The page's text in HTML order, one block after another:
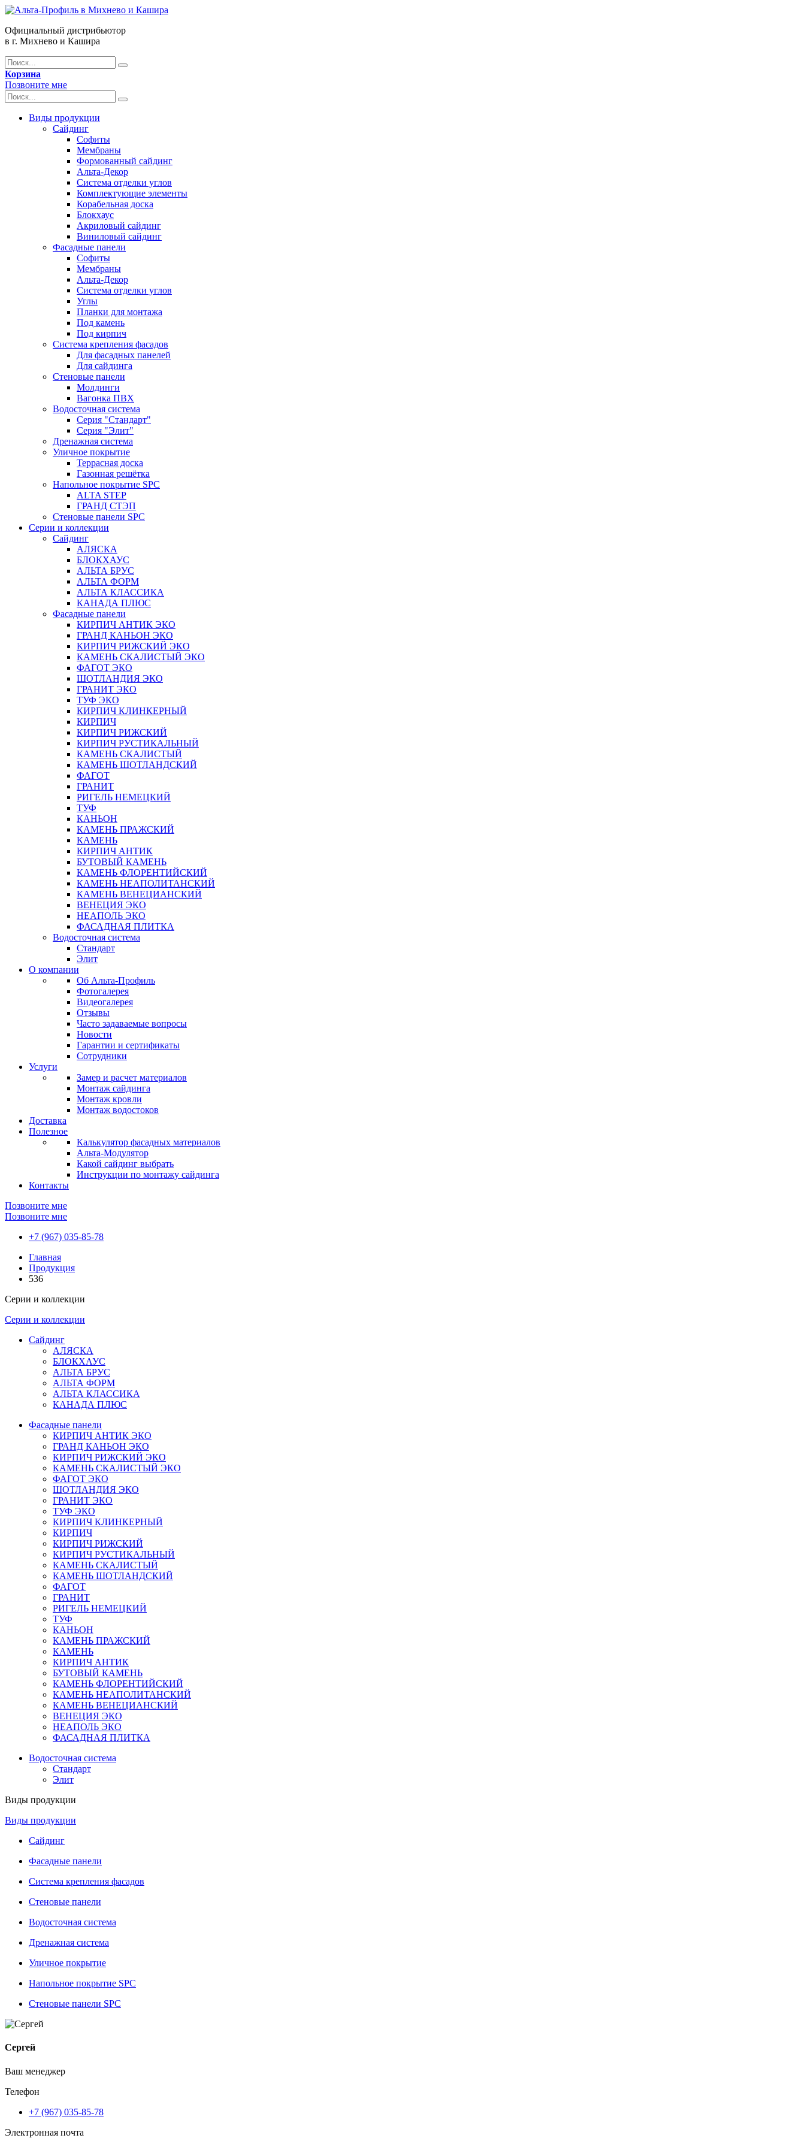
Официальный дистрибьютор
в г. Михнево и Кашира
Корзина
Позвоните мне
Виды продукции
Сайдинг
Софиты
Мембраны
Формованный сайдинг
Альта-Декор
Система отделки углов
Комплектующие элементы
Корабельная доска
Блокхаус
Акриловый сайдинг
Виниловый сайдинг
Фасадные панели
Софиты
Мембраны
Альта-Декор
Система отделки углов
Углы
Планки для монтажа
Под камень
Под кирпич
Система крепления фасадов
Для фасадных панелей
Для сайдинга
Стеновые панели
Молдинги
Вагонка ПВХ
Водосточная система
Серия "Стандарт"
Серия "Элит"
Дренажная система
Уличное покрытие
Террасная доска
Газонная решётка
Напольное покрытие SPC
ALTA STEP
ГРАНД СТЭП
Стеновые панели SPC
Серии и коллекции
Сайдинг
АЛЯСКА
БЛОКХАУС
АЛЬТА БРУС
АЛЬТА ФОРМ
АЛЬТА КЛАССИКА
КАНАДА ПЛЮС
Фасадные панели
КИРПИЧ АНТИК ЭКО
ГРАНД КАНЬОН ЭКО
КИРПИЧ РИЖСКИЙ ЭКО
КАМЕНЬ СКАЛИСТЫЙ ЭКО
ФАГОТ ЭКО
ШОТЛАНДИЯ ЭКО
ГРАНИТ ЭКО
ТУФ ЭКО
КИРПИЧ КЛИНКЕРНЫЙ
КИРПИЧ
КИРПИЧ РИЖСКИЙ
КИРПИЧ РУСТИКАЛЬНЫЙ
КАМЕНЬ СКАЛИСТЫЙ
КАМЕНЬ ШОТЛАНДСКИЙ
ФАГОТ
ГРАНИТ
РИГЕЛЬ НЕМЕЦКИЙ
ТУФ
КАНЬОН
КАМЕНЬ ПРАЖСКИЙ
КАМЕНЬ
КИРПИЧ АНТИК
БУТОВЫЙ КАМЕНЬ
КАМЕНЬ ФЛОРЕНТИЙСКИЙ
КАМЕНЬ НЕАПОЛИТАНСКИЙ
КАМЕНЬ ВЕНЕЦИАНСКИЙ
ВЕНЕЦИЯ ЭКО
НЕАПОЛЬ ЭКО
ФАСАДНАЯ ПЛИТКА
Водосточная система
Стандарт
Элит
О компании
Об Альта-Профиль
Фотогалерея
Видеогалерея
Отзывы
Часто задаваемые вопросы
Новости
Гарантии и сертификаты
Сотрудники
Услуги
Замер и расчет материалов
Монтаж сайдинга
Монтаж кровли
Монтаж водостоков
Доставка
Полезное
Калькулятор фасадных материалов
Альта-Модулятор
Какой сайдинг выбрать
Инструкции по монтажу сайдинга
Контакты
Позвоните мне
Позвоните мне
+7 (967) 035-85-78
Главная
Продукция
536
Серии и коллекции
Серии и коллекции
Сайдинг
АЛЯСКА
БЛОКХАУС
АЛЬТА БРУС
АЛЬТА ФОРМ
АЛЬТА КЛАССИКА
КАНАДА ПЛЮС
Фасадные панели
КИРПИЧ АНТИК ЭКО
ГРАНД КАНЬОН ЭКО
КИРПИЧ РИЖСКИЙ ЭКО
КАМЕНЬ СКАЛИСТЫЙ ЭКО
ФАГОТ ЭКО
ШОТЛАНДИЯ ЭКО
ГРАНИТ ЭКО
ТУФ ЭКО
КИРПИЧ КЛИНКЕРНЫЙ
КИРПИЧ
КИРПИЧ РИЖСКИЙ
КИРПИЧ РУСТИКАЛЬНЫЙ
КАМЕНЬ СКАЛИСТЫЙ
КАМЕНЬ ШОТЛАНДСКИЙ
ФАГОТ
ГРАНИТ
РИГЕЛЬ НЕМЕЦКИЙ
ТУФ
КАНЬОН
КАМЕНЬ ПРАЖСКИЙ
КАМЕНЬ
КИРПИЧ АНТИК
БУТОВЫЙ КАМЕНЬ
КАМЕНЬ ФЛОРЕНТИЙСКИЙ
КАМЕНЬ НЕАПОЛИТАНСКИЙ
КАМЕНЬ ВЕНЕЦИАНСКИЙ
ВЕНЕЦИЯ ЭКО
НЕАПОЛЬ ЭКО
ФАСАДНАЯ ПЛИТКА
Водосточная система
Стандарт
Элит
Виды продукции
Виды продукции
Сайдинг
Фасадные панели
Система крепления фасадов
Стеновые панели
Водосточная система
Дренажная система
Уличное покрытие
Напольное покрытие SPC
Стеновые панели SPC
Сергей
Ваш менеджер
Телефон
+7 (967) 035-85-78
Электронная почта